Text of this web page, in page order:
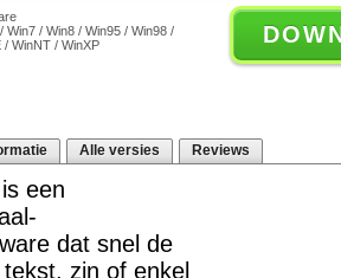
Win7 / Win8 / Win95 / Win98 /
/ WinNT / WinXP
Alle versies Reviews
is een
dat snel de
zin of enkel